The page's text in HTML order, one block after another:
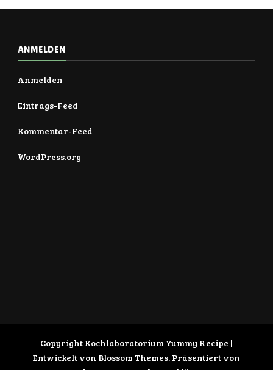
ANMELDEN
Anmelden
Eintrags-Feed
Kommentar-Feed
WordPress.org
Copyright Kochlaboratorium Yummy Recipe |
Entwickelt von Blossom Themes. Präsentiert von